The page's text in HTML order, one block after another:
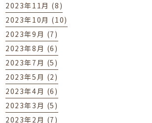
2023年11月 (8)
2023年10月 (10)
2023年9月 (7)
2023年8月 (6)
2023年7月 (5)
2023年5月 (2)
2023年4月 (6)
2023年3月 (5)
2023年2月 (7)